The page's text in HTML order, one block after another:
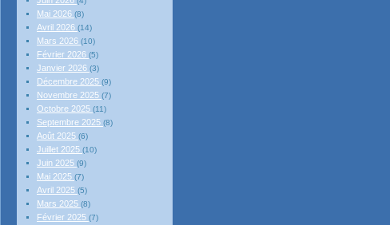
Mai 2026 (8)
Avril 2026 (14)
Mars 2026 (10)
Février 2026 (5)
Janvier 2026 (3)
Décembre 2025 (9)
Novembre 2025 (7)
Octobre 2025 (11)
Septembre 2025 (8)
Août 2025 (6)
Juillet 2025 (10)
Juin 2025 (9)
Mai 2025 (7)
Avril 2025 (5)
Mars 2025 (8)
Février 2025 (7)